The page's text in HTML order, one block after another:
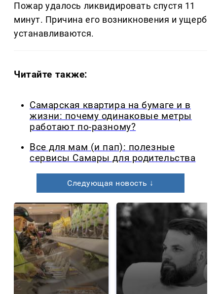
Пожар удалось ликвидировать спустя 11
минут. Причина его возникновения и ущерб
устанавливаются.
Читайте также:
Самарская квартира на бумаге и в
жизни: почему одинаковые метры
работают по-разному?
Все для мам (и пап): полезные
сервисы Самары для родительства
Следующая новость ↓